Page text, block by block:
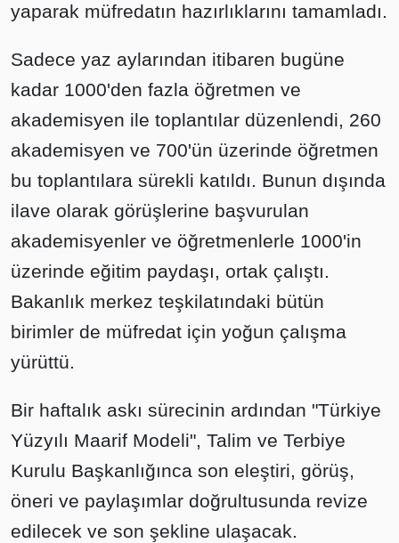
yaparak müfredatın hazırlıklarını tamamladı.
Sadece yaz aylarından itibaren bugüne
kadar 1000'den fazla öğretmen ve
akademisyen ile toplantılar düzenlendi, 260
akademisyen ve 700'ün üzerinde öğretmen
bu toplantılara sürekli katıldı. Bunun dışında
ilave olarak görüşlerine başvurulan
akademisyenler ve öğretmenlerle 1000'in
üzerinde eğitim paydaşı, ortak çalıştı.
Bakanlık merkez teşkilatındaki bütün
birimler de müfredat için yoğun çalışma
yürüttü.
Bir haftalık askı sürecinin ardından "Türkiye
Yüzyılı Maarif Modeli", Talim ve Terbiye
Kurulu Başkanlığınca son eleştiri, görüş,
öneri ve paylaşımlar doğrultusunda revize
edilecek ve son şekline ulaşacak.